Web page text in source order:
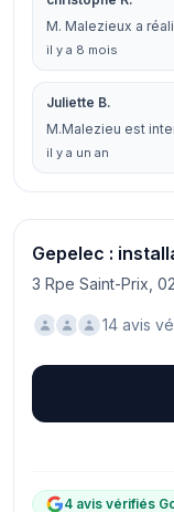
M. Malezieux a
il y a 8 mois
Juliette B.
M.Malezieu est
il y a un an
Gepelec :
3 Rpe Saint-Prix,
14 avis
4 avis vérifiés